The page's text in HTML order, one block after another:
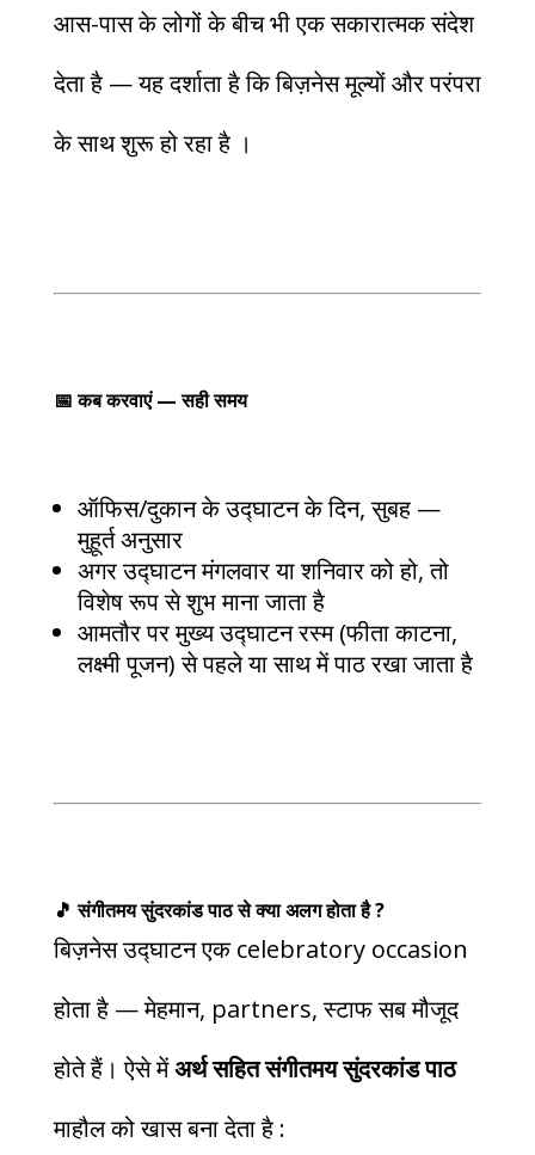
आस-पास के लोगों के बीच भी एक सकारात्मक संदेश
देता है — यह दर्शाता है कि बिज़नेस मूल्यों और परंपरा
के साथ शुरू हो रहा है ।
📅 कब करवाएं — सही समय
ऑफिस/दुकान के उद्घाटन के दिन, सुबह —
मुहूर्त अनुसार
अगर उद्घाटन मंगलवार या शनिवार को हो, तो
विशेष रूप से शुभ माना जाता है
आमतौर पर मुख्य उद्घाटन रस्म (फीता काटना,
लक्ष्मी पूजन) से पहले या साथ में पाठ रखा जाता है
🎵 संगीतमय सुंदरकांड पाठ से क्या अलग होता है ?
बिज़नेस उद्घाटन एक celebratory occasion
होता है — मेहमान, partners, स्टाफ सब मौजूद
होते हैं। ऐसे मेंअर्थ सहित संगीतमय सुंदरकांड पाठ
माहौल को खास बना देता है :